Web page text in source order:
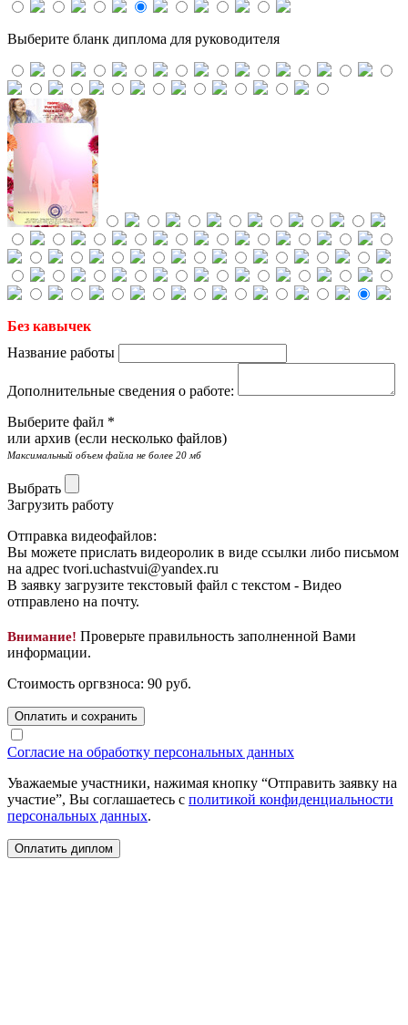
Выберите бланк диплома для руководителя
Без кавычек
Название работы
Дополнительные сведения о работе:
Выберите файл *
или архив (если несколько файлов)
Максимальный объем файла не более 20 мб
Выбрать
Загрузить работу
Отправка видеофайлов:
Вы можете прислать видеоролик в виде ссылки либо письмом
на адрес tvori.uchastvui@yandex.ru
В заявку загрузите текстовый файл с текстом - Видео
отправлено на почту.
Внимание! Проверьте правильность заполненной Вами
информации.
Стоимость оргвзноса: 90 руб.
Оплатить и сохранить
Согласие на обработку персональных данных
Уважаемые участники, нажимая кнопку “Отправить заявку на
участие”, Вы соглашаетесь с политикой конфиденциальности
персональных данных.